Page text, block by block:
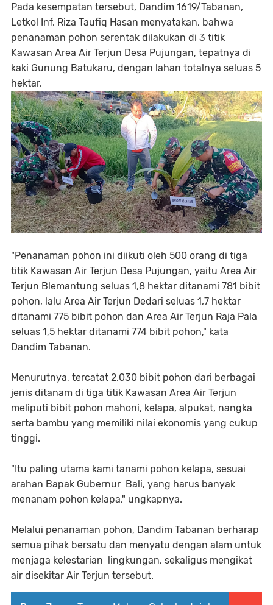
Pada kesempatan tersebut, Dandim 1619/Tabanan,
Letkol Inf. Riza Taufiq Hasan menyatakan, bahwa
penanaman pohon serentak dilakukan di 3 titik
Kawasan Area Air Terjun Desa Pujungan, tepatnya di
kaki Gunung Batukaru, dengan lahan totalnya seluas 5
hektar.
"Penanaman pohon ini diikuti oleh 500 orang di tiga
titik Kawasan Air Terjun Desa Pujungan, yaitu Area Air
Terjun Blemantung seluas 1,8 hektar ditanami 781 bibit
pohon, lalu Area Air Terjun Dedari seluas 1,7 hektar
ditanami 775 bibit pohon dan Area Air Terjun Raja Pala
seluas 1,5 hektar ditanami 774 bibit pohon," kata
Dandim Tabanan.
Menurutnya, tercatat 2.030 bibit pohon dari berbagai
jenis ditanam di tiga titik Kawasan Area Air Terjun
meliputi bibit pohon mahoni, kelapa, alpukat, nangka
serta bambu yang memiliki nilai ekonomis yang cukup
tinggi.
"Itu paling utama kami tanami pohon kelapa, sesuai
arahan Bapak Gubernur Bali, yang harus banyak
menanam pohon kelapa," ungkapnya.
Melalui penanaman pohon, Dandim Tabanan berharap
semua pihak bersatu dan menyatu dengan alam untuk
menjaga kelestarian lingkungan, sekaligus mengikat
air disekitar Air Terjun tersebut.